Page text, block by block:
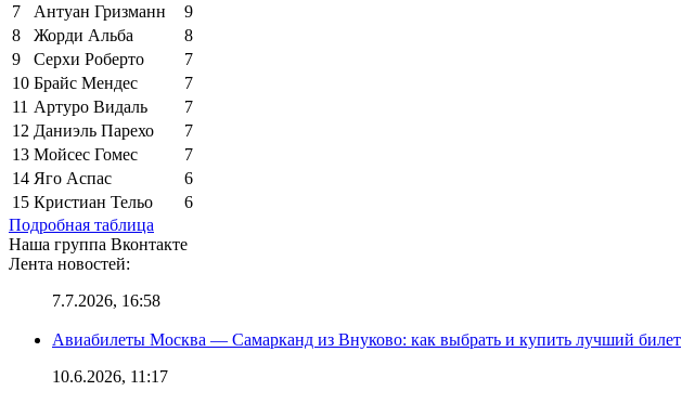
7
Антуан Гризманн
9
8
Жорди Альба
8
9
Серхи Роберто
7
10 Брайс Мендес
7
11 Артуро Видаль
7
12 Даниэль Парехо
7
13 Мойсес Гомес
7
14 Яго Аспас
6
15 Кристиан Тельо
6
Подробная таблица
Наша группа Вконтакте
Лента новостей:
7.7.2026, 16:58
Авиабилеты Москва — Самарканд из Внуково: как выбрать и купить лучший билет
10.6.2026, 11:17